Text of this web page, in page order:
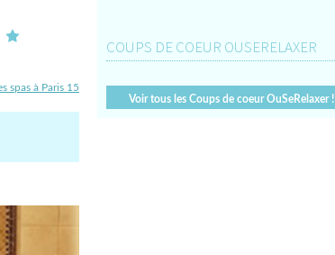
spas à Paris 15
COUPS DE COEUR OUSERELAXER
Voir tous les Coups de coeur OuSeRelaxer !